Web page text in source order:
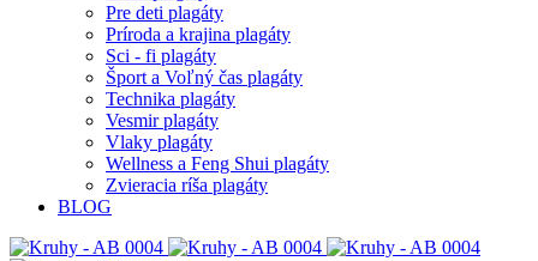
Pre deti plagáty
Príroda a krajina plagáty
Sci - fi plagáty
Šport a Voľný čas plagáty
Technika plagáty
Vesmir plagáty
Vlaky plagáty
Wellness a Feng Shui plagáty
Zvieracia ríša plagáty
BLOG